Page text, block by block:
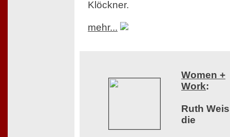
Klöckner.
mehr...
Women +
Work:
Ruth
die